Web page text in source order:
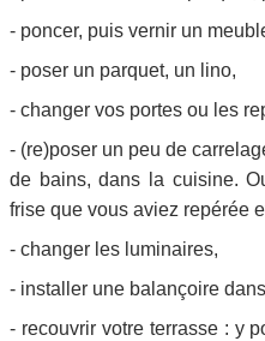
- poncer, puis vernir un
- poser un parquet, un lino,
- changer vos portes ou les
- (re)poser un peu de
de bains, dans la cuisine.
frise que vous aviez repérée
- changer les luminaires,
- installer une balançoire
- recouvrir votre terrasse : y